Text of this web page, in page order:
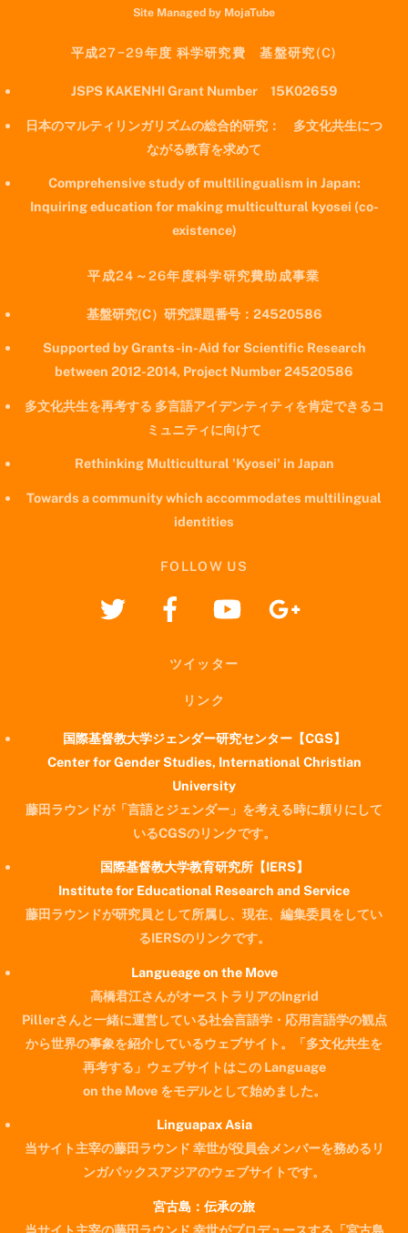
Site Managed by MojaTube
平成27−29年度 科学研究費 基盤研究(C)
JSPS KAKENHI Grant Number 15K02659
日本のマルティリンガリズムの総合的研究： 多文化共生につ
ながる教育を求めて
Comprehensive study of multilingualism in Japan:
Inquiring education for making multicultural kyosei (co-
existence)
平成24～26年度科学研究費助成事業
基盤研究(C）研究課題番号：24520586
Supported by Grants-in-Aid for Scientific Research
between 2012-2014, Project Number 24520586
多文化共生を再考する 多言語アイデンティティを肯定できるコ
ミュニティに向けて
Rethinking Multicultural 'Kyosei' in Japan
Towards a community which accommodates multilingual
identities
FOLLOW US
ツイッター
リンク
国際基督教大学ジェンダー研究センター【CGS】
Center for Gender Studies, International Christian
University
藤田ラウンドが「言語とジェンダー」を考える時に頼りにして
いるCGSのリンクです。
国際基督教大学教育研究所【IERS】
Institute for Educational Research and Service
藤田ラウンドが研究員として所属し、現在、編集委員をしてい
るIERSのリンクです。
Langueage on the Move
高橋君江さんがオーストラリアのIngrid
Pillerさんと一緒に運営している社会言語学・応用言語学の観点
から世界の事象を紹介しているウェブサイト。「多文化共生を
再考する」ウェブサイトはこの Language
on the Move をモデルとして始めました。
Linguapax Asia
当サイト主宰の藤田ラウンド 幸世が役員会メンバーを務めるリ
ンガパックスアジアのウェブサイトです。
宮古島：伝承の旅
当サイト主宰の藤田ラウンド 幸世がプロデュースする「宮古島